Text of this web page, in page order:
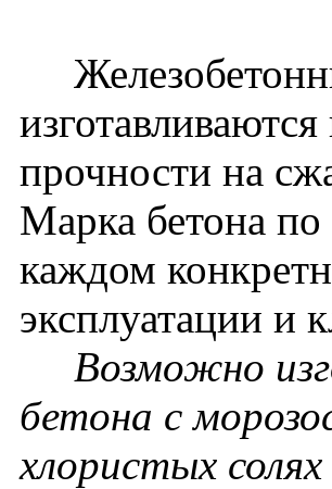
прочности на
Марка бетона по
каждом
эксплуатации и
Возможно
бетона с
хлористых